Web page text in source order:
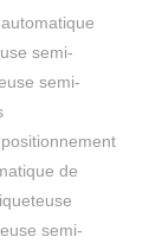
semi-
semi-
de
semi-